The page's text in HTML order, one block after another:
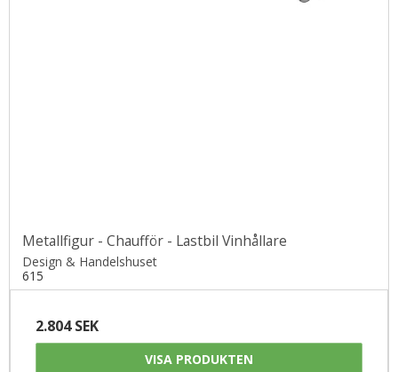
Metallfigur - Chaufför - Lastbil Vinhållare
Design & Handelshuset
615
2.804 SEK
VISA PRODUKTEN